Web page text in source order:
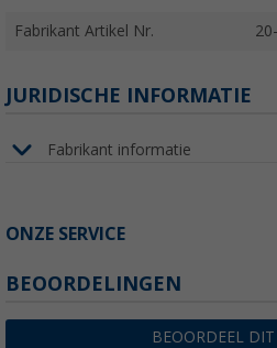
Fabrikant Artikel Nr.
JURIDISCHE INFORMATIE
Fabrikant informatie
ONZE SERVICE
BEOORDELINGEN
BEOORDEEL